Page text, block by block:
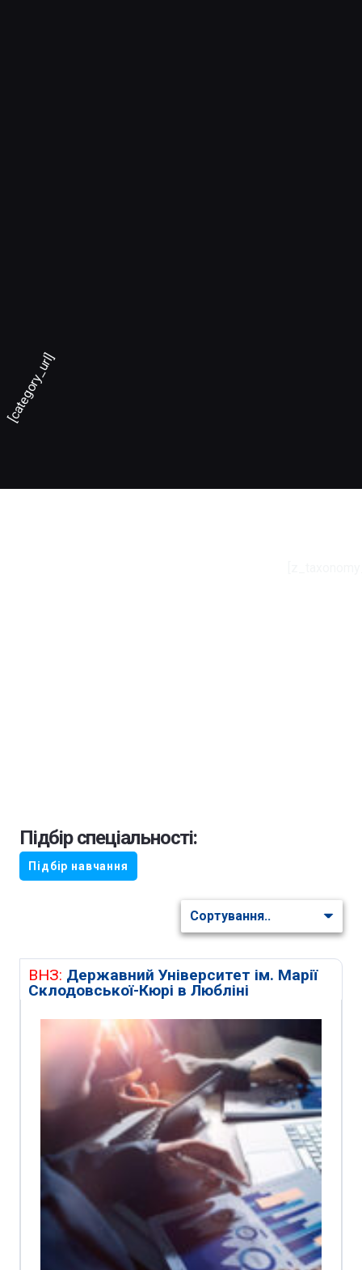
[category_url]
Підбір спеціальності:
Підбір навчання
ВНЗ: Державний Університет ім. Марії
Склодовської-Кюрі в Любліні